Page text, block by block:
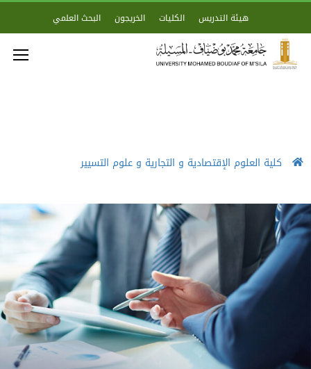
هيئة التدريس الكليات الخريجون البحث العلمي
كلية العلوم الإقتصادية و التجارية و علوم التسيير